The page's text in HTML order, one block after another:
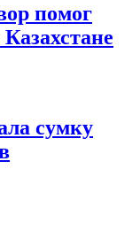
помог
сумку